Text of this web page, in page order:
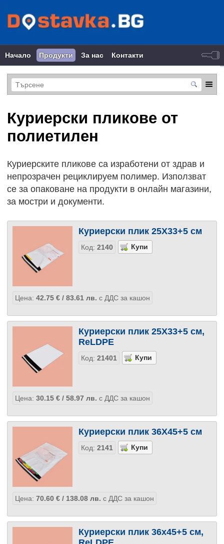
Начало Продукти За нас Контакти
Куриерски пликове от
полиетилен
Куриерските пликове са изработени от здрав и
непрозрачен рециклируем полимер. Използват
се за опаковане на продукти в онлайн магазини,
за мостри и документи.
Куриерски плик 25Х33+5 см
Код: 2140
Цена: 42.75 €/ 83.61 лв. с ДДС за кашон
Куриерски плик 25Х33+5 см,
ReLDPE
Код: 21401
Цена: 30.15 €/ 58.97 лв. с ДДС за кашон
Куриерски плик 36Х45+5 см
Код: 2141
Цена: 70.60 €/ 138.08 лв. с ДДС за кашон
Куриерски плик 36х45+5 см,